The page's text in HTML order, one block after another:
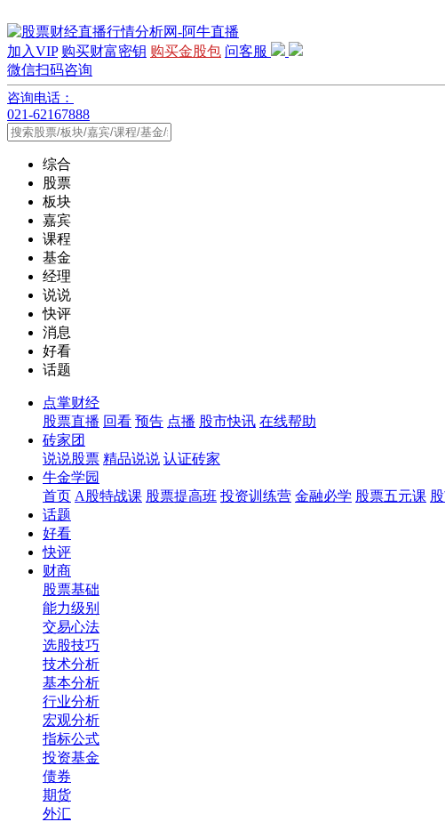
加入VIP 购买财富密钥 购买金股包 问客服
微信扫码咨询
咨询电话：
021-62167888
综合
股票
板块
嘉宾
课程
基金
经理
说说
快评
消息
好看
话题
点掌财经
股票直播 回看 预告 点播 股市快讯 在线帮助
砖家团
说说股票 精品说说 认证砖家
牛金学园
首页 A股特战课 股票提高班 投资训练营 金融必学 股票五元课
话题
好看
快评
财商
股票基础
能力级别
交易心法
选股技巧
技术分析
基本分析
行业分析
宏观分析
指标公式
投资基金
债券
期货
外汇